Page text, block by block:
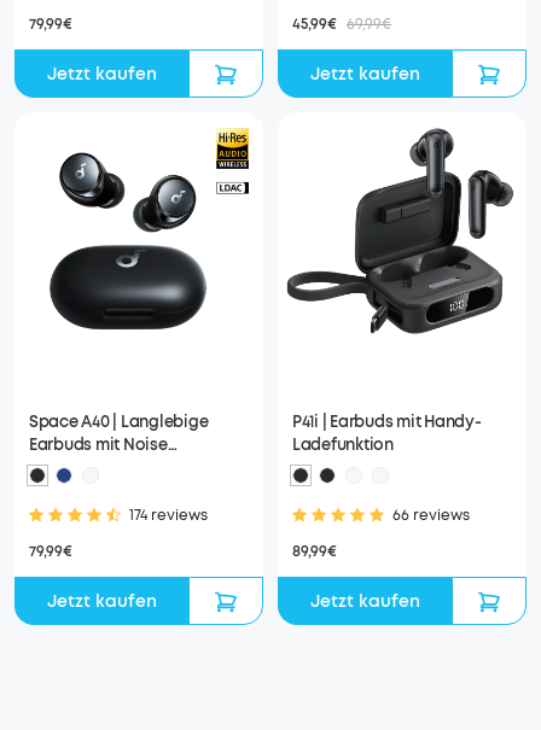
79,99€
Jetzt kaufen
45,99€ 69,99€
Jetzt kaufen
Space A40 | Langlebige
Earbuds mit Noise
Cancelling
174 reviews
79,99€
Jetzt kaufen
P41i | Earbuds mit Handy-
Ladefunktion
66 reviews
89,99€
Jetzt kaufen